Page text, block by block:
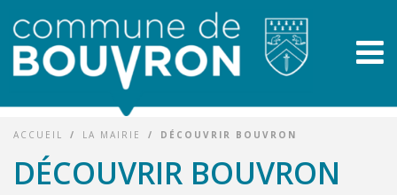
ACCUEIL / LA MAIRIE / DÉCOUVRIR BOUVRON
DÉCOUVRIR BOUVRON